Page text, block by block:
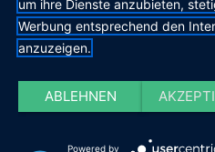
um ihre Dienste anzubieten,
Werbung entsprechend den
anzuzeigen.
ABLEHNEN
Powered by